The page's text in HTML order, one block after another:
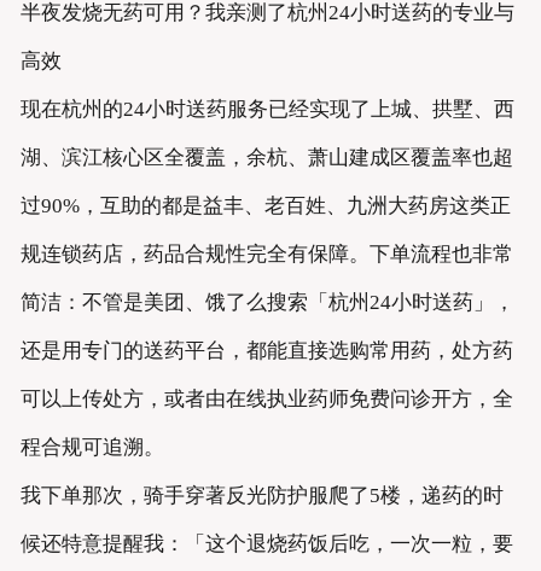
半夜发烧无药可用？我亲测了杭州24小时送药的专业与
高效
现在杭州的24小时送药服务已经实现了上城、拱墅、西
湖、滨江核心区全覆盖，余杭、萧山建成区覆盖率也超
过90%，互助的都是益丰、老百姓、九洲大药房这类正
规连锁药店，药品合规性完全有保障。下单流程也非常
简洁：不管是美团、饿了么搜索「杭州24小时送药」，
还是用专门的送药平台，都能直接选购常用药，处方药
可以上传处方，或者由在线执业药师免费问诊开方，全
程合规可追溯。
我下单那次，骑手穿著反光防护服爬了5楼，递药的时
候还特意提醒我：「这个退烧药饭后吃，一次一粒，要